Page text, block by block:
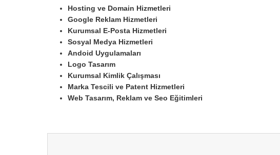
Hosting ve Domain Hizmetleri
Google Reklam Hizmetleri
Kurumsal E-Posta Hizmetleri
Sosyal Medya Hizmetleri
Andoid Uygulamaları
Logo Tasarım
Kurumsal Kimlik Çalışması
Marka Tescili ve Patent Hizmetleri
Web Tasarım, Reklam ve Seo Eğitimleri